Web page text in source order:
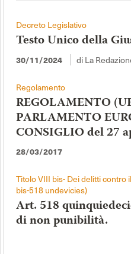
Decreto Legislativo
Testo Unico della
30/11/2024 di La
Regolamento
REGOLAMENTO
PARLAMENTO
CONSIGLIO del 27
28/03/2017
Titolo VIII bis- Dei delitti contro
bis-518 undevicies)
Art. 518
di non punibilità.